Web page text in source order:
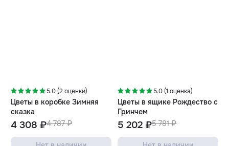
5.0 (2 оценки)
Цветы в коробке Зимняя
сказка
4 787 ₽
4 308 ₽
5.0 (1 оценка)
Цветы в ящике Рождество с
Гринчем
5 781 ₽
5 202 ₽